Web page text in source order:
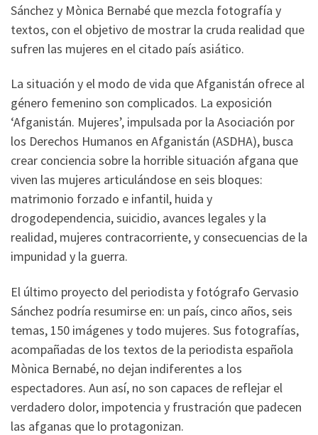
Sánchez y Mònica Bernabé que mezcla fotografía y
textos, con el objetivo de mostrar la cruda realidad que
sufren las mujeres en el citado país asiático.
La situación y el modo de vida que Afganistán ofrece al
género femenino son complicados. La exposición
‘Afganistán. Mujeres’, impulsada por la Asociación por
los Derechos Humanos en Afganistán (ASDHA), busca
crear conciencia sobre la horrible situación afgana que
viven las mujeres articulándose en seis bloques:
matrimonio forzado e infantil, huida y
drogodependencia, suicidio, avances legales y la
realidad, mujeres contracorriente, y consecuencias de la
impunidad y la guerra.
El último proyecto del periodista y fotógrafo Gervasio
Sánchez podría resumirse en: un país, cinco años, seis
temas, 150 imágenes y todo mujeres. Sus fotografías,
acompañadas de los textos de la periodista española
Mònica Bernabé, no dejan indiferentes a los
espectadores. Aun así, no son capaces de reflejar el
verdadero dolor, impotencia y frustración que padecen
las afganas que lo protagonizan.